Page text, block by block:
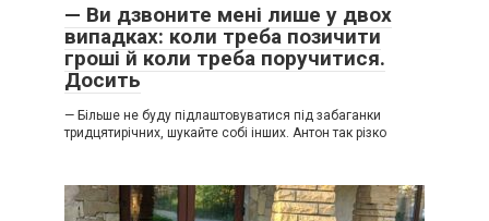
— Ви дзвоните мені лише у двох
випадках: коли треба позичити
гроші й коли треба поручитися.
Досить
— Більше не буду підлаштовуватися під забаганки
тридцятирічних, шукайте собі інших. Антон так різко